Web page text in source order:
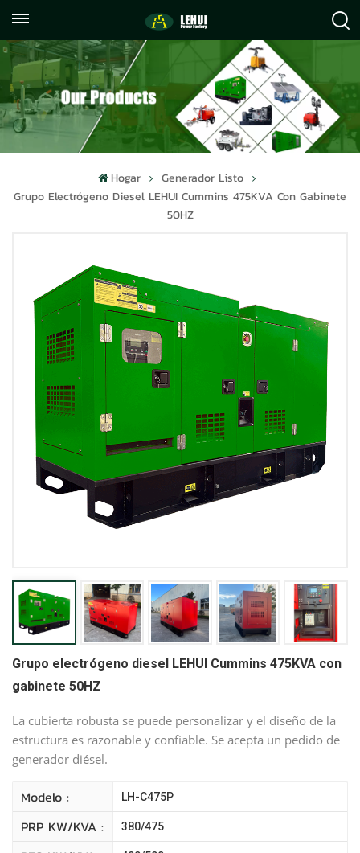
059122071372
info@lehuipowerfactory.com
Hogar
Generador Listo
Grupo Electrógeno Diesel LEHUI Cummins 475KVA Con Gabinete
50HZ
Grupo electrógeno diesel LEHUI Cummins 475KVA con
gabinete 50HZ
La cubierta robusta se puede personalizar y el diseño de la
estructura es razonable y confiable. Se acepta un pedido de
generador diésel.
Modelo : LH-C475P
PRP KW/kVA : 380/475